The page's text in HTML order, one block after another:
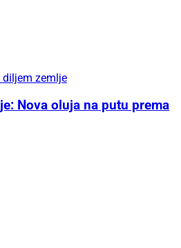
diljem zemlje
Nova oluja na putu prema